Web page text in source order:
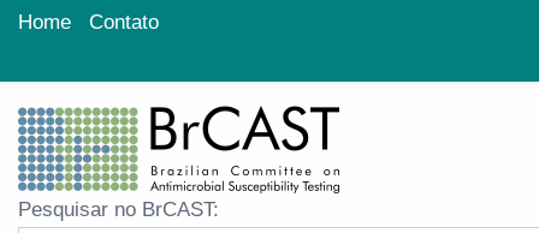
Home Contato
Pesquisar no BrCAST: